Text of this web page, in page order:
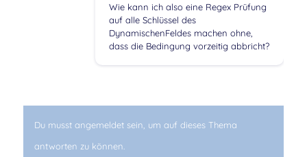
Wie kann ich also eine Regex Prüfung
auf alle Schlüssel des
DynamischenFeldes machen ohne,
dass die Bedingung vorzeitig abbricht?
Du musst angemeldet sein, um auf dieses Thema
antworten zu können.